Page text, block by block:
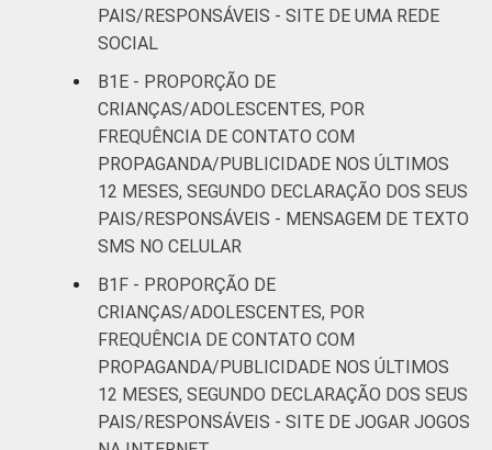
PAIS/RESPONSÁVEIS - SITE DE UMA REDE
SOCIAL
B1E - PROPORÇÃO DE
CRIANÇAS/ADOLESCENTES, POR
FREQUÊNCIA DE CONTATO COM
PROPAGANDA/PUBLICIDADE NOS ÚLTIMOS
12 MESES, SEGUNDO DECLARAÇÃO DOS SEUS
PAIS/RESPONSÁVEIS - MENSAGEM DE TEXTO
SMS NO CELULAR
B1F - PROPORÇÃO DE
CRIANÇAS/ADOLESCENTES, POR
FREQUÊNCIA DE CONTATO COM
PROPAGANDA/PUBLICIDADE NOS ÚLTIMOS
12 MESES, SEGUNDO DECLARAÇÃO DOS SEUS
PAIS/RESPONSÁVEIS - SITE DE JOGAR JOGOS